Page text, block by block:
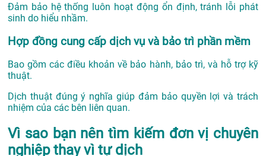
Đảm bảo hệ thống luôn hoạt động ổn định, tránh lỗi phát
sinh do hiểu nhầm.
Hợp đồng cung cấp dịch vụ và bảo trì phần mềm
Bao gồm các điều khoản về bảo hành, bảo trì, và hỗ trợ kỹ
thuật.
Dịch thuật đúng ý nghĩa giúp đảm bảo quyền lợi và trách
nhiệm của các bên liên quan.
Vì sao bạn nên tìm kiếm đơn vị chuyên
nghiệp thay vì tự dịch